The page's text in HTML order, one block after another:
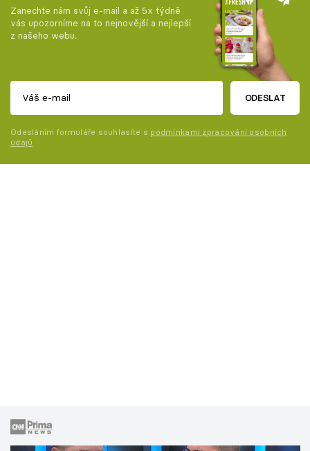
Zanechte nám svůj e-mail a až 5x týdně
vás upozorníme na to nejnovější a nejlepší
z našeho webu.
ODESLAT
Odesláním formuláře souhlasíte s podmínkami zpracování osobních
údajů